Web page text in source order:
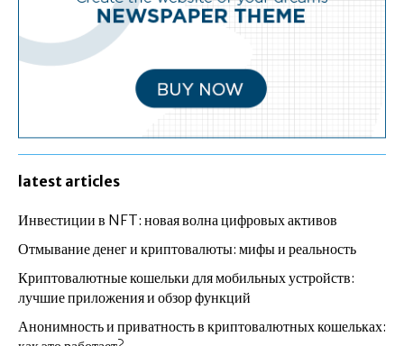
latest articles
Инвестиции в NFT: новая волна цифровых активов
Отмывание денег и криптовалюты: мифы и реальность
Криптовалютные кошельки для мобильных устройств:
лучшие приложения и обзор функций
Анонимность и приватность в криптовалютных кошельках: